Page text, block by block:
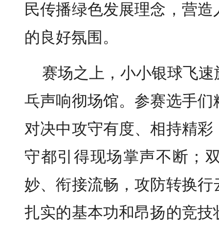
民传播绿色发展理念，营
的良好氛围。
赛场之上，小小银球飞
乓声响彻场馆。参赛选手
对决中攻守有度、相持精
守都引得现场掌声不断；
妙、衔接流畅，攻防转换
扎实的基本功和昂扬的竞